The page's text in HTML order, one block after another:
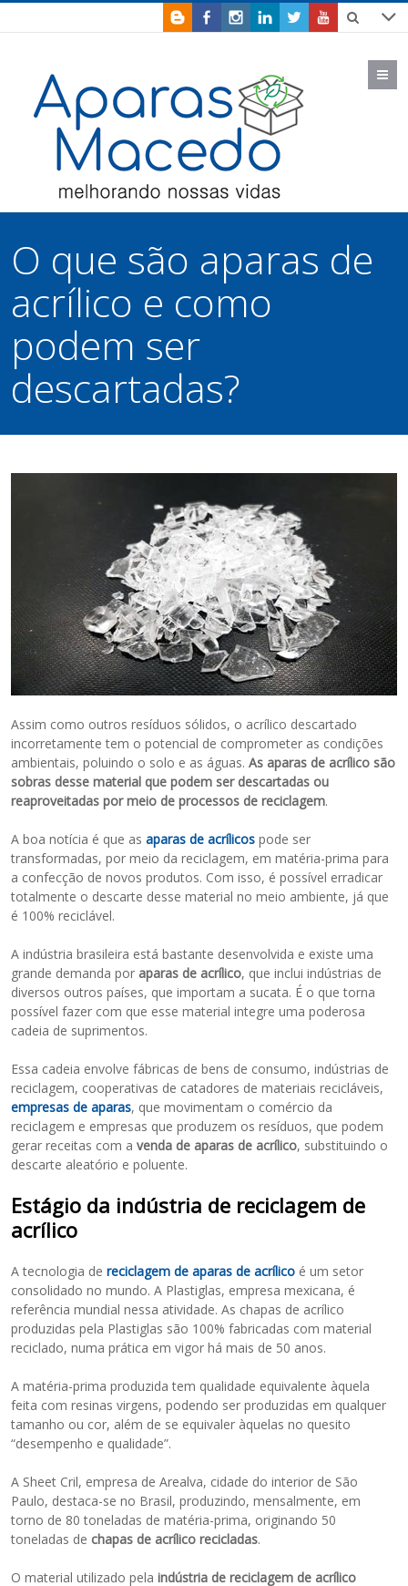
O que são aparas de
acrílico e como
podem ser
descartadas?
Assim como outros resíduos sólidos, o acrílico descartado
incorretamente tem o potencial de comprometer as condições
ambientais, poluindo o solo e as águas.As aparas de acrílico são
sobras desse material que podem ser descartadas ou
reaproveitadas por meio de processos de reciclagem.
A boa notícia é que asaparas de acrílicos pode ser
transformadas, por meio da reciclagem, em matéria-prima para
a confecção de novos produtos. Com isso, é possível erradicar
totalmente o descarte desse material no meio ambiente, já que
é 100% reciclável.
A indústria brasileira está bastante desenvolvida e existe uma
grande demanda por aparas de acrílico, que inclui indústrias de
diversos outros países, que importam a sucata. É o que torna
possível fazer com que esse material integre uma poderosa
cadeia de suprimentos.
Essa cadeia envolve fábricas de bens de consumo, indústrias de
reciclagem, cooperativas de catadores de materiais recicláveis,
empresas de aparas, que movimentam o comércio da
reciclagem e empresas que produzem os resíduos, que podem
gerar receitas com avenda de aparas de acrílico, substituindo o
descarte aleatório e poluente.
Estágio da indústria de reciclagem de
acrílico
A tecnologia dereciclagem de aparas de acrílico é um setor
consolidado no mundo. A Plastiglas, empresa mexicana, é
referência mundial nessa atividade. As chapas de acrílico
produzidas pela Plastiglas são 100% fabricadas com material
reciclado, numa prática em vigor há mais de 50 anos.
A matéria-prima produzida tem qualidade equivalente àquela
feita com resinas virgens, podendo ser produzidas em qualquer
tamanho ou cor, além de se equivaler àquelas no quesito
“desempenho e qualidade”.
A Sheet Cril, empresa de Arealva, cidade do interior de São
Paulo, destaca-se no Brasil, produzindo, mensalmente, em
torno de 80 toneladas de matéria-prima, originando 50
toneladas de chapas de acrílico recicladas.
O material utilizado pelaindústria de reciclagem de acrílico